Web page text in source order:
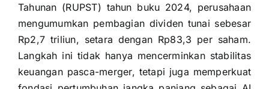
Tahunan (RUPST) tahun buku 2024, perusahaan
mengumumkan pembagian dividen tunai sebesar
Rp2,7 triliun, setara dengan Rp83,3 per saham.
Langkah ini tidak hanya mencerminkan stabilitas
keuangan pasca-merger, tetapi juga memperkuat